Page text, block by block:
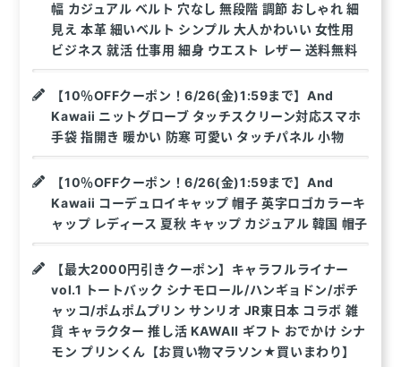
幅 カジュアル ベルト 穴なし 無段階 調節 おしゃれ 細
見え 本革 細いベルト シンプル 大人かわいい 女性用
ビジネス 就活 仕事用 細身 ウエスト レザー 送料無料
【10％OFFクーポン！6/26(金)1:59まで】And
Kawaii ニットグローブ タッチスクリーン対応スマホ
手袋 指開き 暖かい 防寒 可愛い タッチパネル 小物
【10％OFFクーポン！6/26(金)1:59まで】And
Kawaii コーデュロイキャップ 帽子 英字ロゴカラーキ
ャップ レディース 夏秋 キャップ カジュアル 韓国 帽子
【最大2000円引きクーポン】キャラフルライナー
vol.1 トートバック シナモロール/ハンギョドン/ポチ
ャッコ/ポムポムプリン サンリオ JR東日本 コラボ 雑
貨 キャラクター 推し活 KAWAII ギフト おでかけ シナ
モン プリンくん【お買い物マラソン★買いまわり】